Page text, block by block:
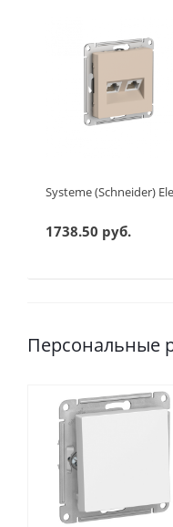
Systeme (Schneider)
1738.50 руб.
Персональные